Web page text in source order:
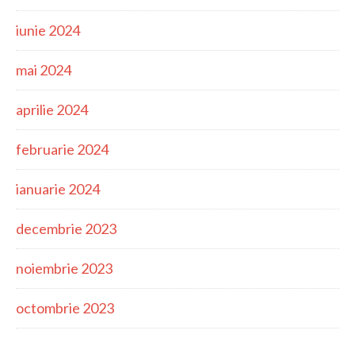
iunie 2024
mai 2024
aprilie 2024
februarie 2024
ianuarie 2024
decembrie 2023
noiembrie 2023
octombrie 2023